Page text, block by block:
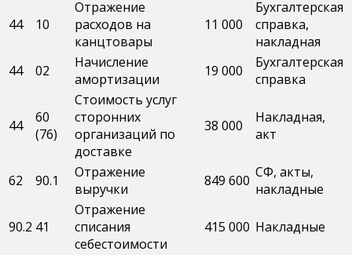
44 10
Отражение
расходов на
канцтовары
11 000
Бухгалтерская
справка,
накладная
44
02
Начисление
амортизации
19 000
Бухгалтерская
справка
44
60
(76)
Стоимость услуг
сторонних
организаций по
доставке
38 000
Накладная,
акт
62 90.1
Отражение
выручки
849 600 СФ, акты,
накладные
90.2 41
Отражение
списания
себестоимости
415 000 Накладные